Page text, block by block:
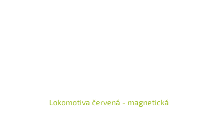
Lokomotiva červená - magnetická